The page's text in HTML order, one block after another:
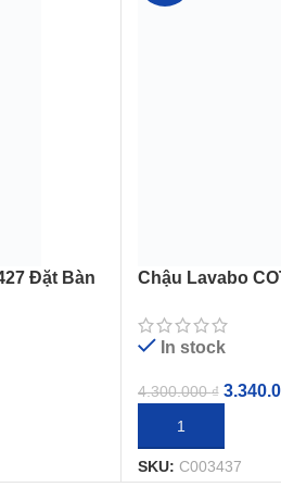
Đặt Bàn
Chậu Lavabo
In stock
4.300.000₫
THÊM VÀO GIỎ
SKU: C003437